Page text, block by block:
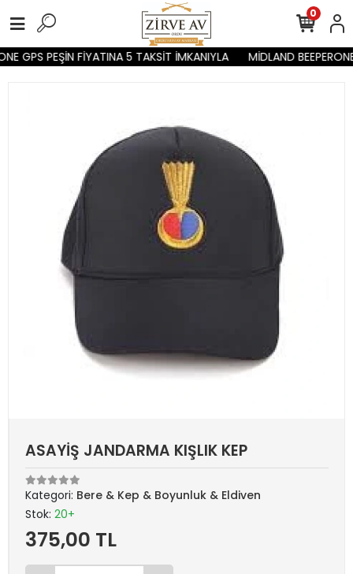
GPS PEŞİN FİYATINA 5 TAKSİT İMKANIYLA MİDLAND
0
ASAYİŞ JANDARMA KIŞLIK KEP
Kategori: Bere & Kep & Boyunluk & Eldiven
Stok: 20+
375,00 TL